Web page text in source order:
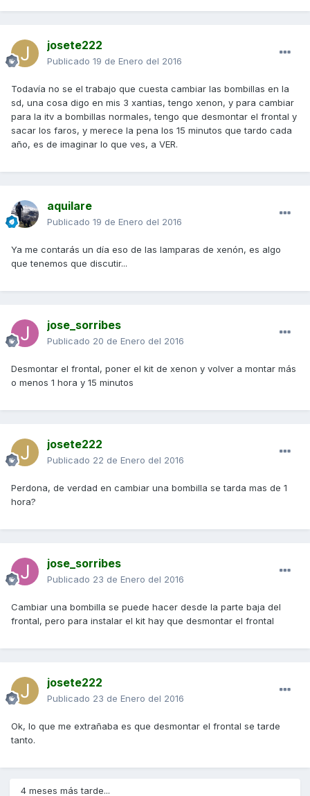
josete222
Publicado 19 de Enero del 2016
Todavía no se el trabajo que cuesta cambiar las bombillas en la
sd, una cosa digo en mis 3 xantias, tengo xenon, y para cambiar
para la itv a bombillas normales, tengo que desmontar el frontal y
sacar los faros, y merece la pena los 15 minutos que tardo cada
año, es de imaginar lo que ves, a VER.
aquilare
Publicado 19 de Enero del 2016
Ya me contarás un día eso de las lamparas de xenón, es algo
que tenemos que discutir...
jose_sorribes
Publicado 20 de Enero del 2016
Desmontar el frontal, poner el kit de xenon y volver a montar más
o menos 1 hora y 15 minutos
josete222
Publicado 22 de Enero del 2016
Perdona, de verdad en cambiar una bombilla se tarda mas de 1
hora?
jose_sorribes
Publicado 23 de Enero del 2016
Cambiar una bombilla se puede hacer desde la parte baja del
frontal, pero para instalar el kit hay que desmontar el frontal
josete222
Publicado 23 de Enero del 2016
Ok, lo que me extrañaba es que desmontar el frontal se tarde
tanto.
4 meses más tarde...